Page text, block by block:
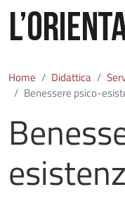
Home Didattica
Benessere psico-